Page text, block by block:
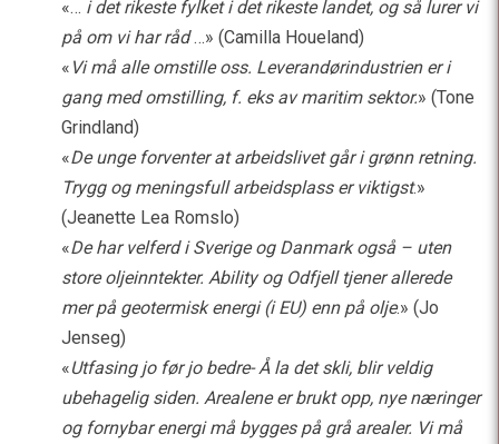
«… i det rikeste fylket i det rikeste landet, og så lurer vi
på om vi har råd…» (Camilla Houeland)
« Vi må alle omstille oss. Leverandørindustrien er i
gang med omstilling, f. eks av maritim sektor.» (Tone
Grindland)
«De unge forventer at arbeidslivet går i grønn retning.
Trygg og meningsfull arbeidsplass er viktigst.»
(Jeanette Lea Romslo)
«De har velferd i Sverige og Danmark også – uten
store oljeinntekter. Ability og Odfjell tjener allerede
mer på geotermisk energi (i EU) enn på olje.» (Jo
Jenseg)
«Utfasing jo før jo bedre- Å la det skli, blir veldig
ubehagelig siden. Arealene er brukt opp, nye næringer
og fornybar energi må bygges på grå arealer. Vi må